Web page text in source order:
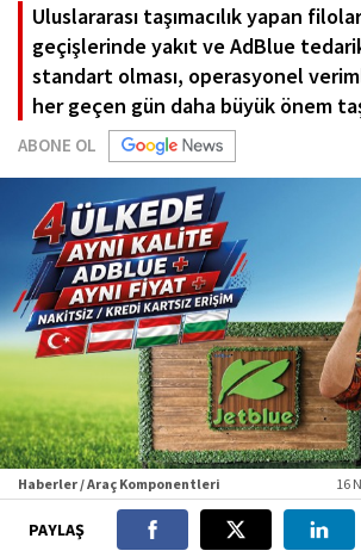
Uluslararası taşımacılık yapan
geçişlerinde yakıt ve AdBlue
standart olması, operasyonel
her geçen gün daha büyük önem
ABONE OL
Haberler / Araç Komponentleri 16
PAYLAŞ